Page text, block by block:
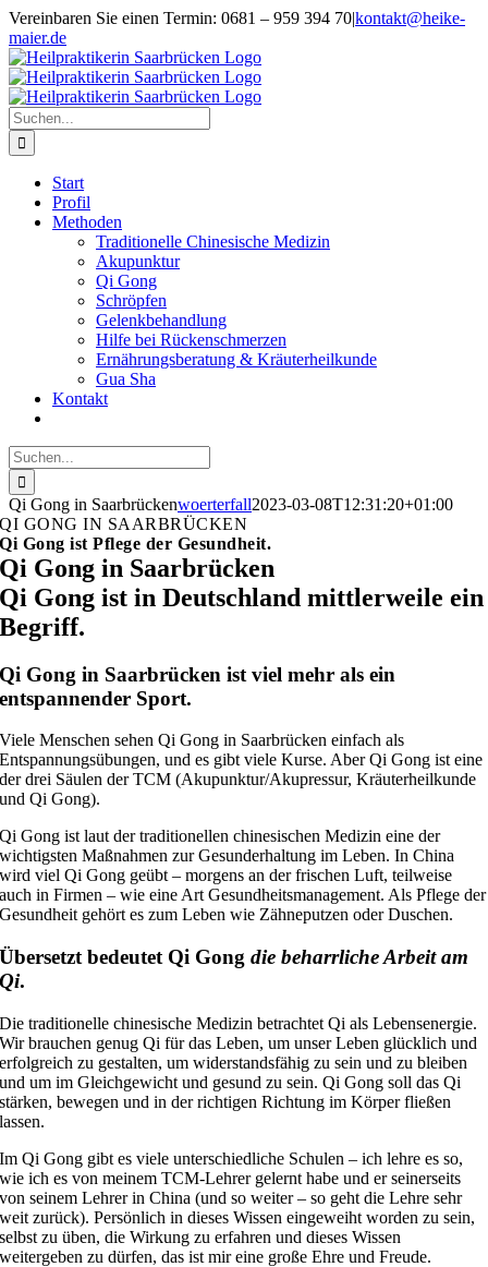
Zum
Inhalt
springen
Vereinbaren Sie einen Termin: 0681 – 959 394 70|kontakt@heike-
maier.de
Suche
nach:
Start
Profil
Methoden
Traditionelle Chinesische Medizin
Akupunktur
Qi Gong
Schröpfen
Gelenkbehandlung
Hilfe bei Rückenschmerzen
Ernährungsberatung & Kräuterheilkunde
Gua Sha
Kontakt
Suche
nach:
Qi Gong in Saarbrückenwoerterfall2023-03-08T12:31:20+01:00
QI GONG IN SAARBRÜCKEN
Qi Gong ist Pflege der Gesundheit.
Qi Gong in Saarbrücken
Qi Gong ist in Deutschland mittlerweile ein
Begriff.
Qi Gong in Saarbrücken ist viel mehr als ein
entspannender Sport.
Viele Menschen sehen Qi Gong in Saarbrücken einfach als
Entspannungsübungen, und es gibt viele Kurse. Aber Qi Gong ist eine
der drei Säulen der TCM (Akupunktur/Akupressur, Kräuterheilkunde
und Qi Gong).
Qi Gong ist laut der traditionellen chinesischen Medizin eine der
wichtigsten Maßnahmen zur Gesunderhaltung im Leben. In China
wird viel Qi Gong geübt – morgens an der frischen Luft, teilweise
auch in Firmen – wie eine Art Gesundheitsmanagement. Als Pflege der
Gesundheit gehört es zum Leben wie Zähneputzen oder Duschen.
Übersetzt bedeutet Qi Gongdie beharrliche Arbeit am
Qi.
Die traditionelle chinesische Medizin betrachtet Qi als Lebensenergie.
Wir brauchen genug Qi für das Leben, um unser Leben glücklich und
erfolgreich zu gestalten, um widerstandsfähig zu sein und zu bleiben
und um im Gleichgewicht und gesund zu sein. Qi Gong soll das Qi
stärken, bewegen und in der richtigen Richtung im Körper fließen
lassen.
Im Qi Gong gibt es viele unterschiedliche Schulen – ich lehre es so,
wie ich es von meinem TCM-Lehrer gelernt habe und er seinerseits
von seinem Lehrer in China (und so weiter – so geht die Lehre sehr
weit zurück). Persönlich in dieses Wissen eingeweiht worden zu sein,
selbst zu üben, die Wirkung zu erfahren und dieses Wissen
weitergeben zu dürfen, das ist mir eine große Ehre und Freude.